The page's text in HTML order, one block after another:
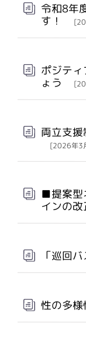
令和8年
す！
ポジテ
ょう
両立支
[2026年3
■提案型
インの
「巡回
性の多様